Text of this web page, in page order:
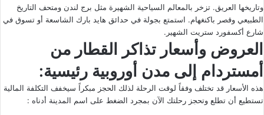
وتاريخها العريق. تزخر بالمعالم السياحية الشهيرة مثل برج لندن ومتحف التاريخ
الطبيعي وقصر باكنغهام. استمتع بجولة في حدائق هايد بارك الشاسعة أو تسوق في
شارع أكسفورد ستريت الشهير.
العروض وأسعار تذاكر القطار من
أمستردام إلى مدن أوروبية رئيسية:
هذه الأسعار قد تختلف وفقاً لوقت الرحلة لذلك الحجز مبكراً سيخفف التكلفة المالية
تستطيع أن تطلع وتحجز رحلتك الآن بمجرد الضغط على اسم المدينة أدناه :